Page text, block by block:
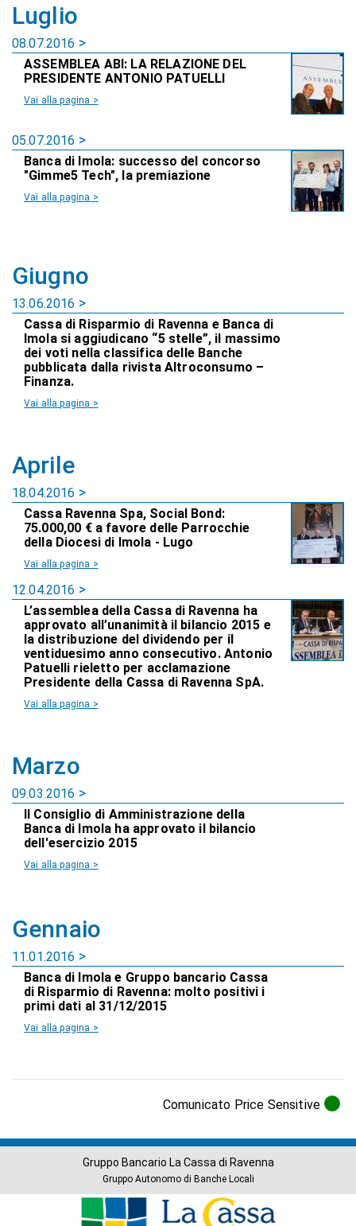
Luglio
08.07.2016
ASSEMBLEA ABI: LA RELAZIONE DEL
PRESIDENTE ANTONIO PATUELLI
Vai alla pagina >
05.07.2016
Banca di Imola: successo del concorso
"Gimme5 Tech", la premiazione
Vai alla pagina >
Giugno
13.06.2016
Cassa di Risparmio di Ravenna e Banca di
Imola si aggiudicano “5 stelle”, il massimo
dei voti nella classifica delle Banche
pubblicata dalla rivista Altroconsumo –
Finanza.
Vai alla pagina >
Aprile
18.04.2016
Cassa Ravenna Spa, Social Bond:
75.000,00 € a favore delle Parrocchie
della Diocesi di Imola - Lugo
Vai alla pagina >
12.04.2016
L’assemblea della Cassa di Ravenna ha
approvato all’unanimità il bilancio 2015 e
la distribuzione del dividendo per il
ventiduesimo anno consecutivo. Antonio
Patuelli rieletto per acclamazione
Presidente della Cassa di Ravenna SpA.
Vai alla pagina >
Marzo
09.03.2016
Il Consiglio di Amministrazione della
Banca di Imola ha approvato il bilancio
dell'esercizio 2015
Vai alla pagina >
Gennaio
11.01.2016
Banca di Imola e Gruppo bancario Cassa
di Risparmio di Ravenna: molto positivi i
primi dati al 31/12/2015
Vai alla pagina >
Comunicato Price Sensitive
Gruppo Bancario La Cassa di Ravenna
Gruppo Autonomo di Banche Locali